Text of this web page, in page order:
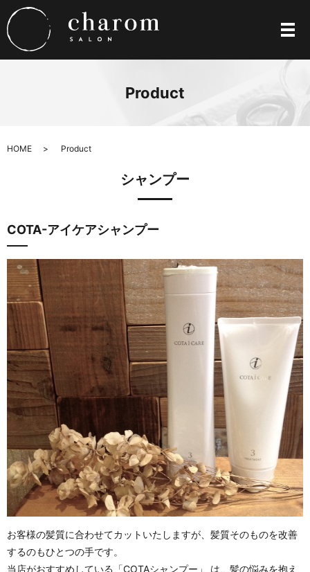
メ
Product
HOME Product
シャンプー
COTA-アイケアシャンプー
お客様の髪質に合わせてカットいたしますが、髪質そのものを改善
するのもひとつの手です。
当店がおすすめしている「COTAシャンプー」 は、髪の悩みを抱え